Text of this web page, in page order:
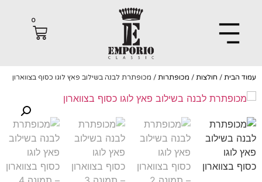
הבית/חולצות /מכופתרות/ מכופתרת לבנה בשילוב פאץ לוגו כסוף בצווארון